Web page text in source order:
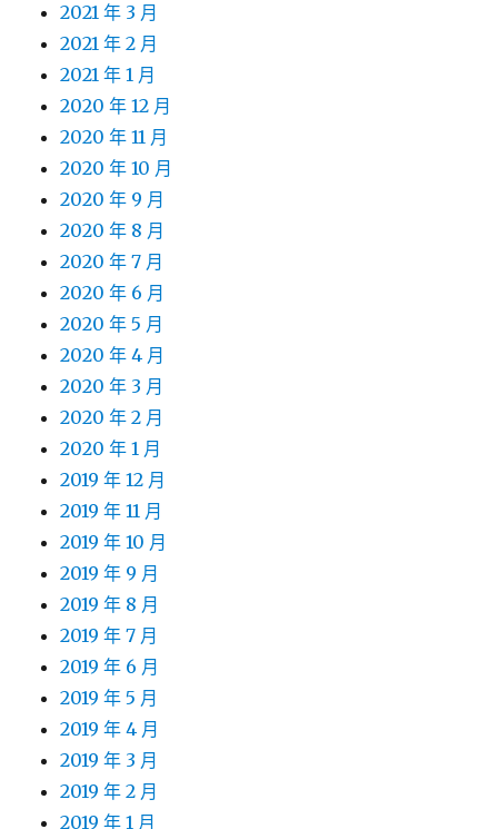
2021 年 3 月
2021 年 2 月
2021 年 1 月
2020 年 12 月
2020 年 11 月
2020 年 10 月
2020 年 9 月
2020 年 8 月
2020 年 7 月
2020 年 6 月
2020 年 5 月
2020 年 4 月
2020 年 3 月
2020 年 2 月
2020 年 1 月
2019 年 12 月
2019 年 11 月
2019 年 10 月
2019 年 9 月
2019 年 8 月
2019 年 7 月
2019 年 6 月
2019 年 5 月
2019 年 4 月
2019 年 3 月
2019 年 2 月
2019 年 1 月